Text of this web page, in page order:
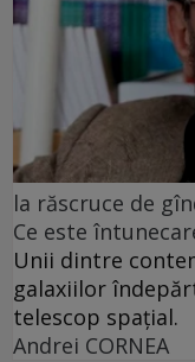
la răscruce de
Ce este
Unii dintre
galaxiilor
telescop spațial.
Andrei CORNEA